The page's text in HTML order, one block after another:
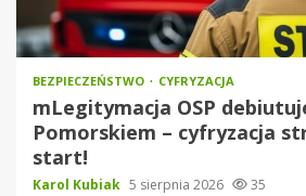
BEZPIECZEŃSTWO CYFRYZACJA
mLegitymacja OSP
Pomorskiem – cyfryzacja
start!
Karol Kubiak 5 sierpnia 2026 35